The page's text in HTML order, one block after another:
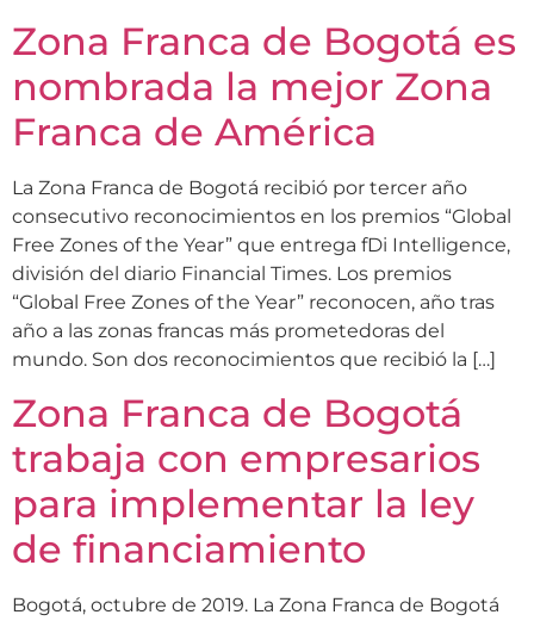
Zona Franca de Bogotá es
nombrada la mejor Zona
Franca de América
La Zona Franca de Bogotá recibió por tercer año
consecutivo reconocimientos en los premios “Global
Free Zones of the Year” que entrega fDi Intelligence,
división del diario Financial Times. Los premios
“Global Free Zones of the Year” reconocen, año tras
año a las zonas francas más prometedoras del
mundo. Son dos reconocimientos que recibió la […]
Zona Franca de Bogotá
trabaja con empresarios
para implementar la ley
de financiamiento
Bogotá, octubre de 2019. La Zona Franca de Bogotá